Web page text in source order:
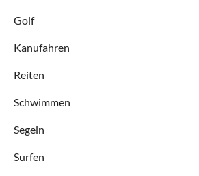
Golf
Kanufahren
Reiten
Schwimmen
Segeln
Surfen